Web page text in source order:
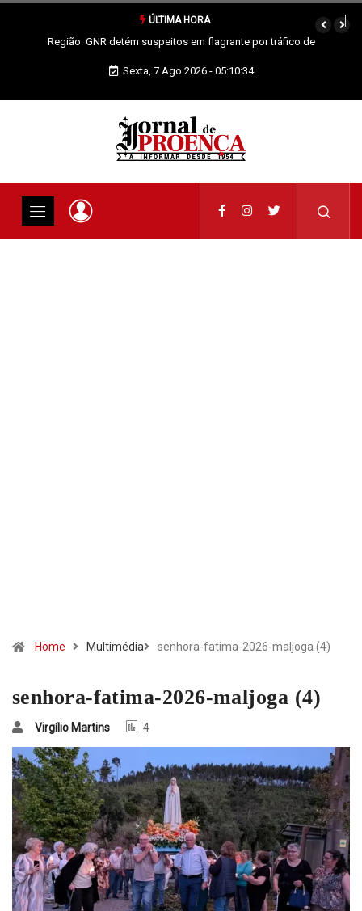
ÚLTIMA HORA
Proença-a-Nova: Paróquia vai celebrar Padroeira
Sexta, 7 Ago.2026 - 05:10:34
Home Multimédia senhora-fatima-2026-maljoga (4)
senhora-fatima-2026-maljoga (4)
Virgílio Martins 4